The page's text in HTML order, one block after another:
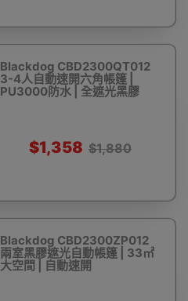
Blackdog CBD2300QT012
3-4人自動速開六角帳篷 |
PU3000防水 | 全遮光黑膠
$1,358 $1,880
Blackdog CBD2300ZP012
兩室黑膠遮光自動帳篷 | 33㎡
大空間 | 自動速開